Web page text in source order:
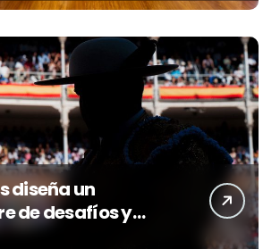
diseña un
de desafíos y